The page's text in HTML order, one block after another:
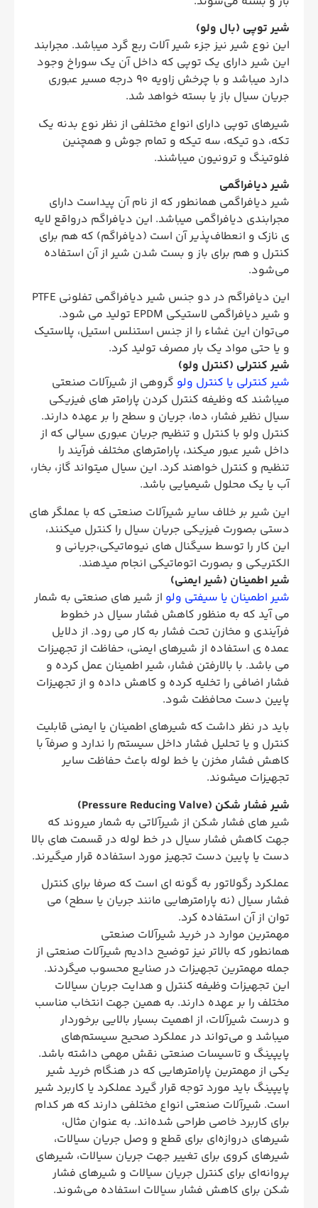
شیر توپی (بال ولو)
این نوع شیر نیز جزء شیر آلات ربع گرد میباشد. مجرابند
این شیر دارای یک توپی که داخل آن یک سوراخ وجود
دارد میباشد و با چرخش زاویه 90 درجه مسیر عبوری
جریان سیال باز یا بسته خواهد شد.
شیرهای توپی دارای انواع مختلفی از نظر نوع بدنه یک
تکه، دو تیکه، سه تیکه و تمام جوش و همچنین
فلوتینگ و ترونیون میباشند.
شیر دیافراگمی
شیر دیافراگمی همانطور که از نام آن پیداست دارای
مجرابندی دیافراگمی میباشد. این دیافراگم درواقع لایه
ی نازک و انعطاف‌پذیر آن است (دیافراگم) که هم برای
کنترل و هم برای باز و بست شدن شیر از آن استفاده
می‌شود.
این دیافراگم در دو جنس شیر دیافراگمی تفلونی PTFE
و شیر دیافراگمی لاستیکی EPDM تولید می شود.
می‌توان این غشاء را از جنس استنلس استیل، پلاستیک
و یا حتی مواد یک بار مصرف تولید کرد.
شیر کنترلی (کنترل ولو)
شیر کنترلی یا کنترل ولو گروهی از شیرآلات صنعتی
میباشند که وظیفه کنترل کردن پارامتر های فیزیکی
سیال نظیر فشار، دما، جریان و سطح را بر عهده دارند.
کنترل ولو با کنترل و تنظیم جریان عبوری سیالی که از
داخل شیر عبور میکند، پارامترهای مختلف فرآیند را
تنظیم و کنترل خواهند کرد. این سیال میتواند گاز، بخار،
آب یا یک محلول شیمیایی باشد.
این شیر بر خلاف سایر شیرآلات صنعتی که با عملگر های
دستی بصورت فیزیکی جریان سیال را کنترل میکنند،
این کار را توسط سیگنال های نیوماتیکی،جریانی و
الکتریکی و بصورت اتوماتیکی انجام میدهند.
شیر اطمینان (شیر ایمنی)
شیر اطمینان یا سیفتی ولو از شیر های صنعتی به شمار
می آید که به منظور کاهش فشار سیال در خطوط
فرآیندی و مخازن تحت فشار به کار می رود. از دلایل
عمده ی استفاده از شیرهای ایمنی، حفاظت از تجهیزات
می باشد. با بالارفتن فشار، شیر اطمینان عمل کرده و
فشار اضافی را تخلیه کرده و کاهش داده و از تجهیزات
پایین دست محافظت شود.
باید در نظر داشت که شیرهای اطمینان یا ایمنی قابلیت
کنترل و یا تحلیل فشار داخل سیستم را ندارد و صرفآ با
کاهش فشار مخزن یا خط لوله باعث حفاظت سایر
تجهیزات میشوند.
شیر فشار شکن (Pressure Reducing Valve)
شیر های فشار شکن از شیرآلاتی به شمار میروند که
جهت کاهش فشار سیال در خط لوله در قسمت های بالا
دست یا پایین دست تجهیز مورد استفاده قرار میگیرند.
عملکرد رگولاتور به گونه ای است که صرفا برای کنترل
فشار سیال (نه پارامترهایی مانند جریان یا سطح) می
توان از آن استفاده کرد.
مهمترین موارد در خرید شیرآلات صنعتی
همانطور که بالاتر نیز توضیح دادیم شیرآلات صنعتی از
جمله مهمترین تجهیزات در صنایع محسوب میگردند.
این تجهیزات وظیفه کنترل و هدایت جریان سیالات
مختلف را بر عهده دارند. به همین جهت انتخاب مناسب
و درست شیرآلات، از اهمیت بسیار بالایی برخوردار
میباشد و می‌تواند در عملکرد صحیح سیستم‌های
پایپینگ و تاسیسات صنعتی نقش مهمی داشته باشد.
یکی از مهمترین پارامترهایی که در هنگام خرید شیر
پایپینگ باید مورد توجه قرار گیرد عملکرد یا کاربرد شیر
است. شیرآلات صنعتی انواع مختلفی دارند که هر کدام
برای کاربرد خاصی طراحی شده‌اند. به عنوان مثال،
شیرهای دروازه‌ای برای قطع و وصل جریان سیالات،
شیرهای کروی برای تغییر جهت جریان سیالات، شیرهای
پروانه‌ای برای کنترل جریان سیالات و شیرهای فشار
شکن برای کاهش فشار سیالات استفاده می‌شوند.